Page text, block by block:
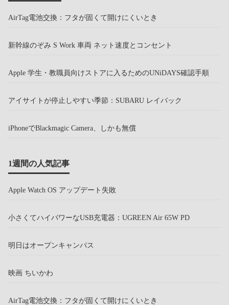
AirTag電池交換：フタが固くて開けにくいとき
新幹線のぞみ S Work 車両 ネット速度とコンセント
Apple 学生・教職員向けストアに入るためのUNiDAYS確認手順
アイサイトが停止しやすい季節：SUBARU レイバック
iPhoneでBlackmagic Camera、しかも無償
1週間の人気記事
Apple Watch OS アップデート失敗
小さくてハイパワーなUSB充電器：UGREEN Air 65W PD
明日はオープンキャンパス
映画 ちいかわ
AirTag電池交換：フタが固くて開けにくいとき